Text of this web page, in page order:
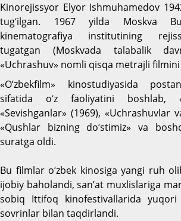
Kinorejissyor Elyor Ishmuhamedov
tug‘ilgan. 1967 yilda Moskva
kinematografiya institutining
tugatgan (Moskvada talabalik
«Uchrashuv» nomli qisqa metrajli
«O’zbekfilm» kinostudiyasida
sifatida o‘z faoliyatini boshlab,
«Sevishganlar» (1969), «Uchrashuvlar
«Qushlar bizning do‘stimiz» va
suratga oldi.
Bu filmlar o‘zbek kinosiga yangi ruh
ijobiy baholandi, san’at muxlislariga
sobiq Ittifoq kinofestivallarida
sovrinlar bilan taqdirlandi.